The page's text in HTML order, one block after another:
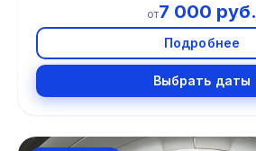
от7 000 руб.
Подробнее
Выбрать даты